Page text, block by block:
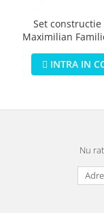
Set constructie
Maximilian
INTRA IN
Nu